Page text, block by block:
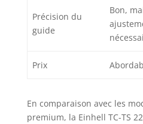
Précision du
guide
Bon,
Prix
En comparaison avec les
premium, la Einhell TC-TS